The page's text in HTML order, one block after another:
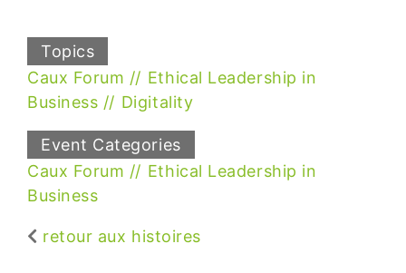
Topics
Caux Forum
Ethical Leadership in
Business
Digitality
Event Categories
Caux Forum
Ethical Leadership in
Business
retour aux histoires